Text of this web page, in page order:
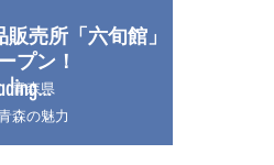
売所「六旬館」
プン！
青森県
森の魅力